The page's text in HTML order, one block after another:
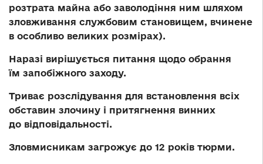
розтрата майна або заволодіння ним шляхом
зловживання службовим становищем, вчинене
в особливо великих розмірах).
Наразі вирішується питання щодо обрання
їм запобіжного заходу.
Триває розслідування для встановлення всіх
обставин злочину і притягнення винних
до відповідальності.
Зловмисникам загрожує до 12 років тюрми.